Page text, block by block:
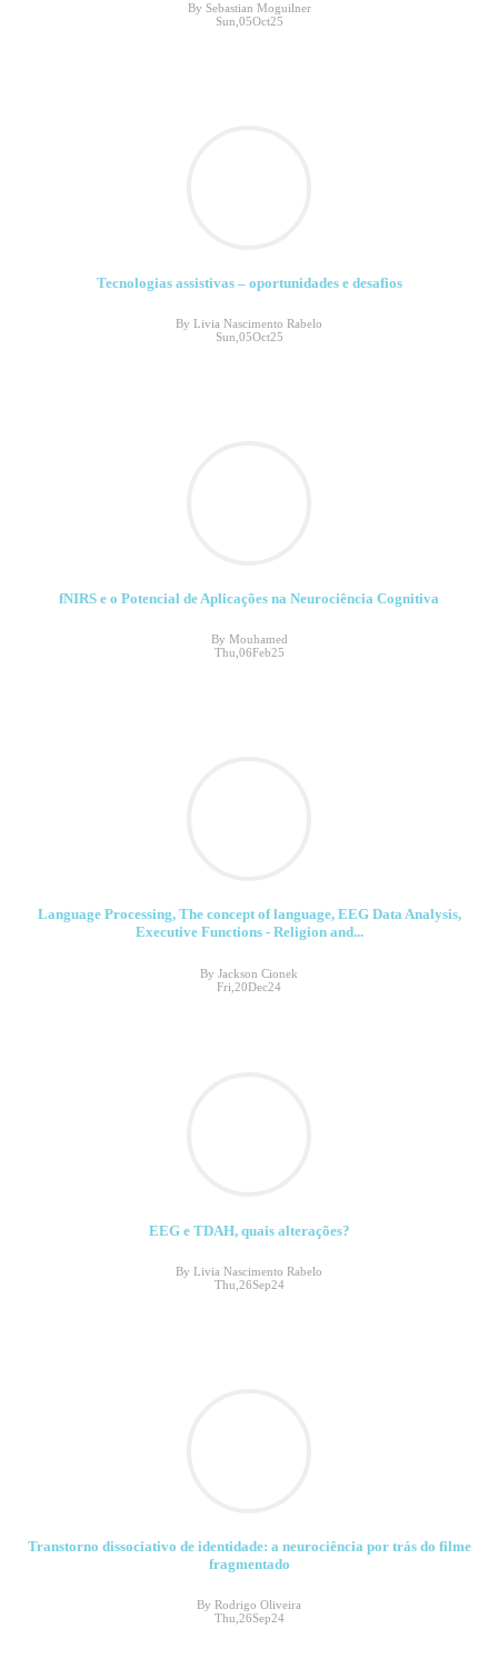
By Sebastian Moguilner
Sun,05Oct25
Tecnologias assistivas – oportunidades e desafios
By Livia Nascimento Rabelo
Sun,05Oct25
fNIRS e o Potencial de Aplicações na Neurociência Cognitiva
By Mouhamed
Thu,06Feb25
Language Processing, The concept of language, EEG Data Analysis,
Executive Functions - Religion and...
By Jackson Cionek
Fri,20Dec24
EEG e TDAH, quais alterações?
By Livia Nascimento Rabelo
Thu,26Sep24
Transtorno dissociativo de identidade: a neurociência por trás do filme
fragmentado
By Rodrigo Oliveira
Thu,26Sep24